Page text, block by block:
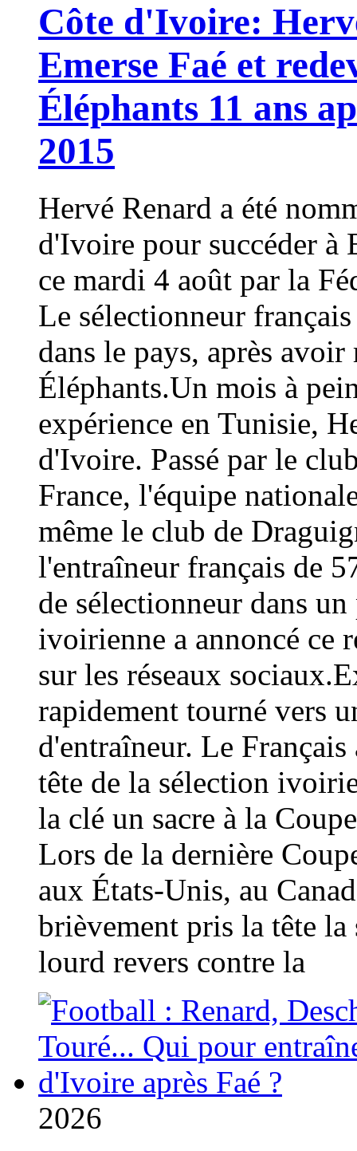
Côte d'Ivoire:
Emerse Faé et
Éléphants 11 ans
2015
Hervé Renard a été
d'Ivoire pour succéder à
ce mardi 4 août par la
Le sélectionneur
dans le pays, après
Éléphants.Un mois à
expérience en Tunisie,
d'Ivoire. Passé par le
France, l'équipe
même le club de
l'entraîneur français de
de sélectionneur dans
ivoirienne a annoncé ce
sur les réseaux
rapidement tourné vers
d'entraîneur. Le
tête de la sélection
la clé un sacre à la
Lors de la dernière
aux États-Unis, au
brièvement pris la tête
lourd revers contre la
2026